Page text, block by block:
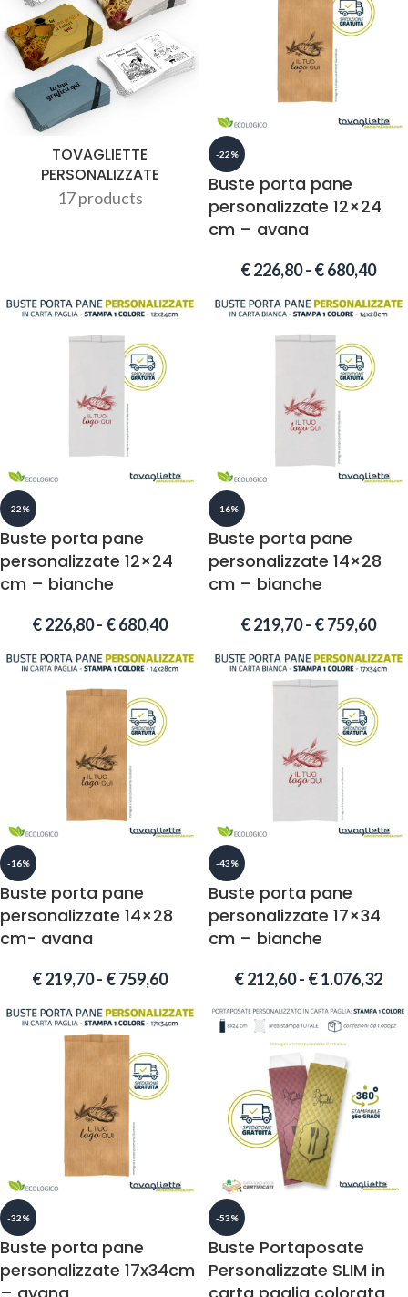
TOVAGLIETTE
PERSONALIZZATE
17 products
-22%
Buste porta pane
personalizzate 12×24
cm – avana
€226,80- €680,40
-22%
Buste porta pane
personalizzate 12×24
cm – bianche
€226,80- €680,40
-16%
Buste porta pane
personalizzate 14×28
cm – bianche
€219,70- €759,60
-16%
Buste porta pane
personalizzate 14×28
cm- avana
€219,70- €759,60
-43%
Buste porta pane
personalizzate 17×34
cm – bianche
€212,60- €1.076,32
-32%
Buste porta pane
personalizzate 17x34cm
-53%
Buste Portaposate
Personalizzate SLIM in